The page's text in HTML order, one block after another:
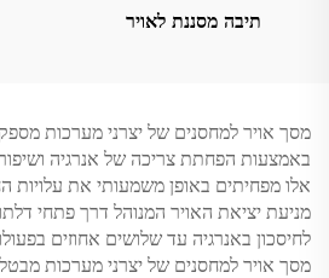
תיבה מסננת לאויר
מסך אויר למחסנים של יצרני מערכות
באמצעות הפחתת צריכה של אנרגיה
אלו מפחיתים באופן משמעותי את עלויות
מניעת יציאת האויר המנוהל דרך פתחי
לחיסכון באנרגיה עד שלושים אחוזים
מסך אויר למחסנים של יצרני מערכות